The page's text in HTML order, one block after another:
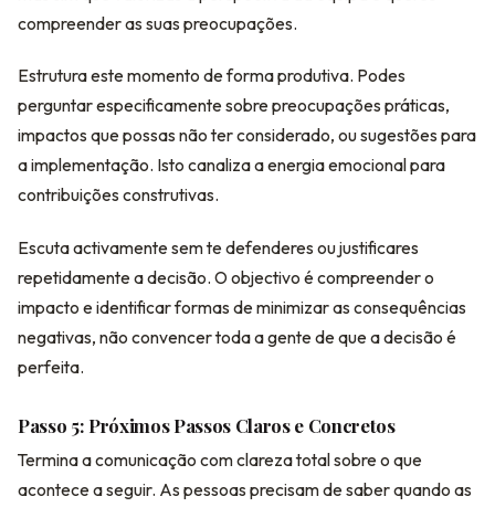
compreender as suas preocupações.
Estrutura este momento de forma produtiva. Podes
perguntar especificamente sobre preocupações práticas,
impactos que possas não ter considerado, ou sugestões para
a implementação. Isto canaliza a energia emocional para
contribuições construtivas.
Escuta activamente sem te defenderes ou justificares
repetidamente a decisão. O objectivo é compreender o
impacto e identificar formas de minimizar as consequências
negativas, não convencer toda a gente de que a decisão é
perfeita.
Passo 5: Próximos Passos Claros e Concretos
Termina a comunicação com clareza total sobre o que
acontece a seguir. As pessoas precisam de saber quando as